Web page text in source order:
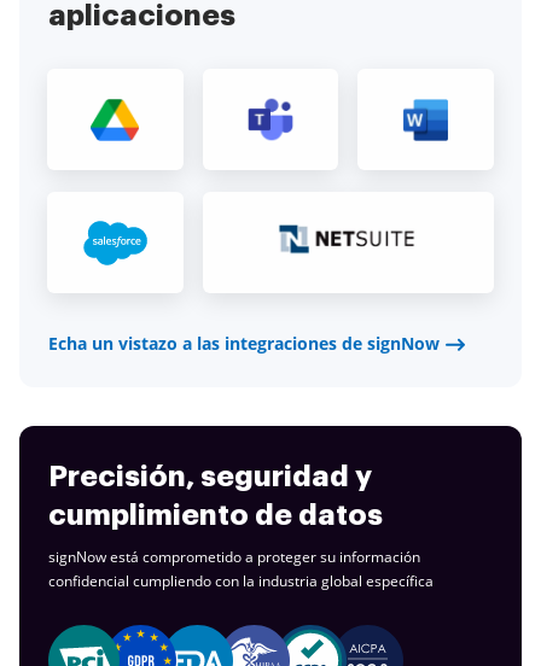
aplicaciones
Echa un vistazo a las integraciones de signNow
Precisión, seguridad y
cumplimiento de datos
signNow está comprometido a proteger su información
confidencial cumpliendo con la industria global específica